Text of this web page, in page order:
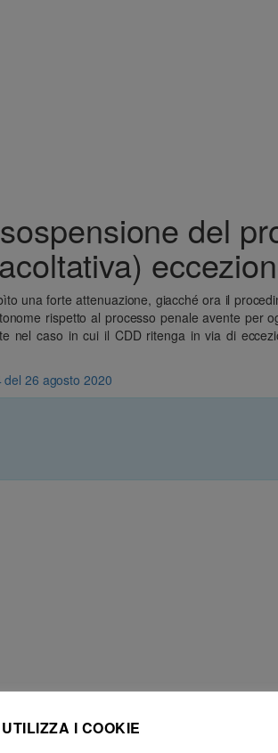
del
una forte attenuazione, giacché ora il
rispetto al processo penale avente per
nel caso in cui il CDD ritenga in via di
26 agosto 2020
delle somme pervenute dalla parte
onorari
→
I COOKIE